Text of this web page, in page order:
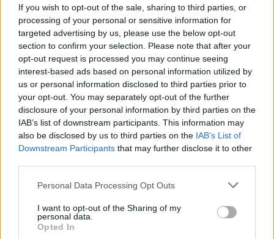
If you wish to opt-out of the sale, sharing to third parties, or
processing of your personal or sensitive information for
targeted advertising by us, please use the below opt-out
section to confirm your selection. Please note that after your
opt-out request is processed you may continue seeing
interest-based ads based on personal information utilized by
us or personal information disclosed to third parties prior to
your opt-out. You may separately opt-out of the further
disclosure of your personal information by third parties on the
IAB’s list of downstream participants. This information may
also be disclosed by us to third parties on the IAB’s List of
Downstream Participants that may further disclose it to other
Please note that this website/app uses one or more Google
not limited to your visit or usage behaviour. You may click to
grant or deny consent to Google and its third-party tags to
use your data for below specified purposes in below Google
Personal Data Processing Opt Outs
I want to opt-out of the Sharing of my
personal data.
Opted In
a questa nuova era della moda?
AUTORE
Staff